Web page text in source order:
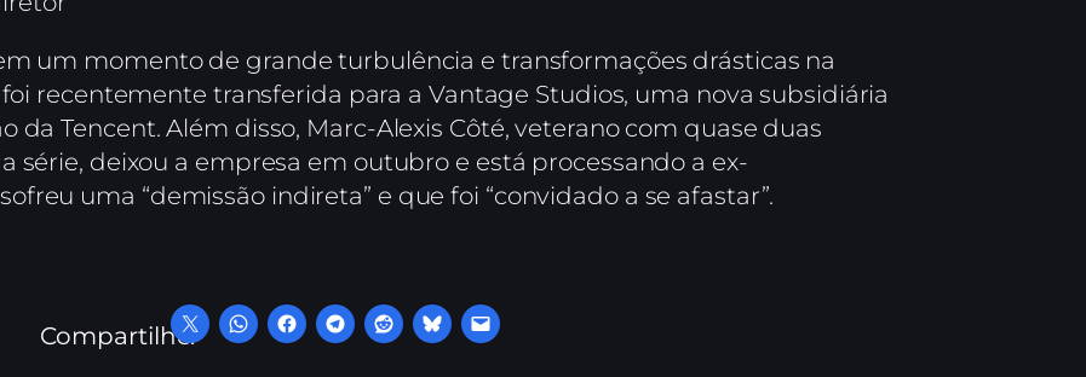
um momento de grande turbulência e transformações drásticas na
recentemente transferida para a Vantage Studios, uma nova subsidiária
da Tencent. Além disso, Marc-Alexis Côté, veterano com quase duas
série, deixou a empresa em outubro e está processando a ex-
uma “demissão indireta” e que foi “convidado a se afastar”.
Compartilhe: